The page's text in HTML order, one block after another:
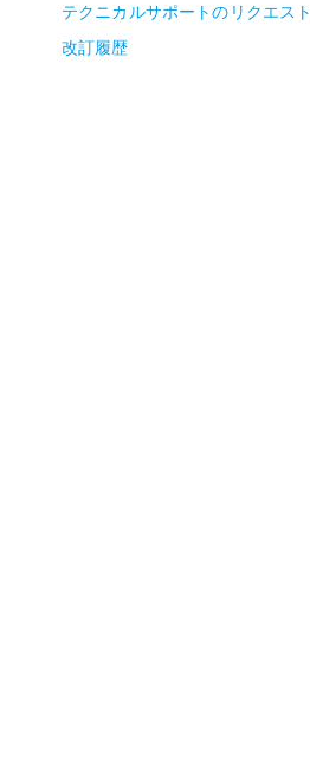
テクニカルサポートのリクエスト
改訂履歴